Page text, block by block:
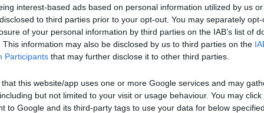
interest-based ads based on personal information utilized by us
to third parties prior to your opt-out. You may separately
of your personal information by third parties on the IAB’s list of
This information may also be disclosed by us to third parties on the
Participants that may further disclose it to other third parties.
that this website/app uses one or more Google services and may
but not limited to your visit or usage behaviour. You may
to Google and its third-party tags to use your data for below
piedi del passo Mendola e a 10 minuti dal paes...
- 4km
/ Posizione